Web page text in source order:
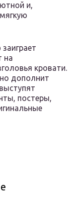
и,
на
кровати.
дополнит
постеры,